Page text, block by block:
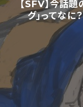
【SFV】今話
グ」ってなに